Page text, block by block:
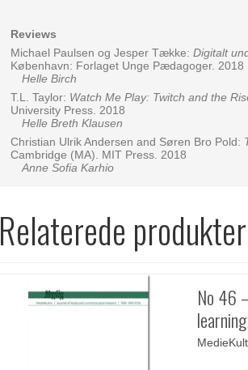
Reviews
Michael Paulsen og Jesper Tække:Digitalt
København: Forlaget Unge Pædagoger. 2018
Helle Birch
T.L. Taylor: Watch Me Play: Twitch and the
University Press. 2018
Helle Breth Klausen
Christian Ulrik Andersen and Søren Bro Pold:
Cambridge (MA). MIT Press. 2018
Anne Sofia Karhio
Relaterede produkter
No 46